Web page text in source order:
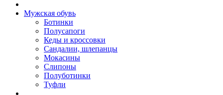
Мужская обувь
Ботинки
Полусапоги
Кеды и кроссовки
Сандалии, шлепанцы
Мокасины
Слипоны
Полуботинки
Туфли